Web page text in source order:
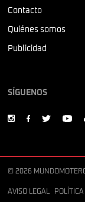
Contacto
Quiénes somos
Publicidad
SÍGUENOS
© 2026
AVISO LEGAL